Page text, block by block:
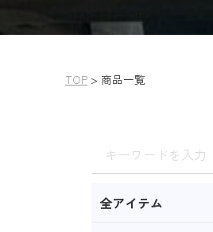
TOP > 商品一覧
全アイテム